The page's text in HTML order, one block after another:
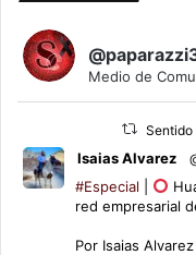
Medio de
Sentido
Isaias Alvarez
#Especial
red empresarial
Por Isaias Alvarez